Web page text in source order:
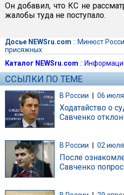
Он добавил, что КС не
жалобы туда не поступало.
Досье NEWSru.com :: Минюст
присяжных
Каталог NEWSru.com ::
ССЫЛКИ ПО ТЕМЕ
В России | 06 июля
Ходатайство о
Савченко
В России 02 июля
После
Савченко